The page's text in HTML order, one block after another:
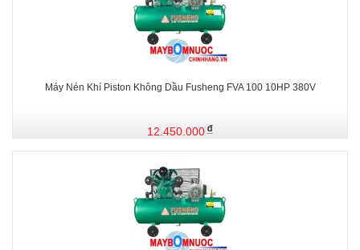
Máy Nén Khí Piston Không Dầu Fusheng FVA 100 10HP 380V
12.450.000